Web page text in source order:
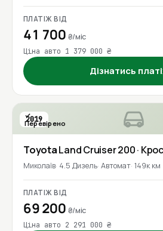
ПЛАТІЖ ВІД
41 700 ₴/міс
Ціна авто 1 379 000 ₴
Дізнатись
2019
Перевірено
ToyotaLand Cruiser 200·
Миколаїв 4.5 Дизель Автомат 149к км
ПЛАТІЖ ВІД
69 200 ₴/міс
Ціна авто 2 291 000 ₴